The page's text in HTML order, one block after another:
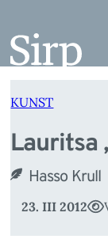
juurde
KUNST
Lauritsa
Hasso Krull
23. III 2012